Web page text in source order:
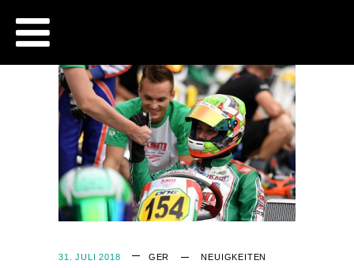
31. JULI 2018 GER NEUIGKEITEN